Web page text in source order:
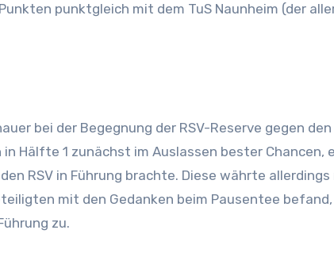
punktgleich mit dem TuS Naunheim (der
bei der Begegnung der RSV-Reserve gegen den
Hälfte 1 zunächst im Auslassen bester Chancen,
RSV in Führung brachte. Diese währte allerdings
mit den Gedanken beim Pausentee
zu.